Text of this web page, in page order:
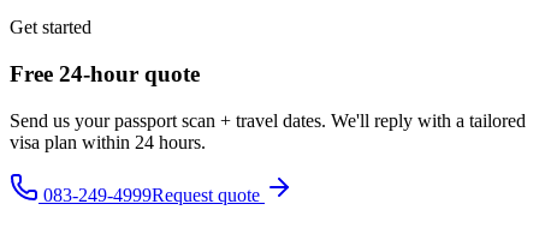
Get started
Free 24-hour quote
Send us your passport scan + travel dates. We'll reply with a tailored
visa plan within 24 hours.
083-249-4999Request quote